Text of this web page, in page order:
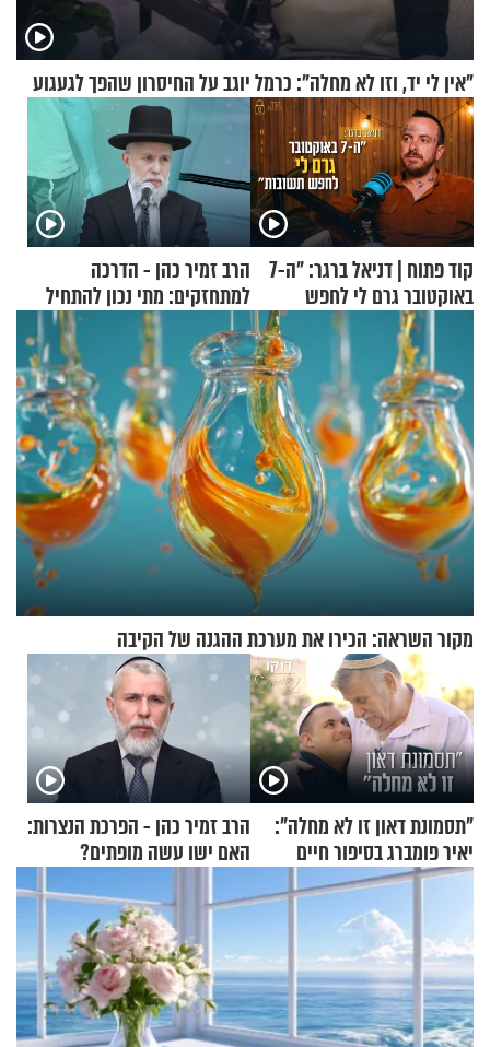
"אין לי יד, וזו לא מחלה": כרמל יוגב על החיסרון שהפך לגעגוע
קוד פתוח | דניאל ברגר: "ה-7
באוקטובר גרם לי לחפש
תשובות"
הרב זמיר כהן - הדרכה
למתחזקים: מתי נכון להתחיל
עם לבישת הציצית?
מקור השראה: הכירו את מערכת ההגנה של הקיבה
"תסמונת דאון זו לא מחלה":
יאיר פומברג בסיפור חיים
מעורר השראה
הרב זמיר כהן - הפרכת הנצרות:
האם ישו עשה מופתים?